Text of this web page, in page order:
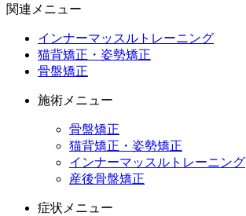
関連メニュー
インナーマッスルトレーニング
猫背矯正・姿勢矯正
骨盤矯正
施術メニュー
骨盤矯正
猫背矯正・姿勢矯正
インナーマッスルトレーニング
産後骨盤矯正
症状メニュー